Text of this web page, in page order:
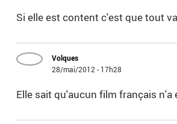
Si elle est content c'est que tout
Volques
28/mai/2012 - 17h28
Elle sait qu'aucun film français n'a